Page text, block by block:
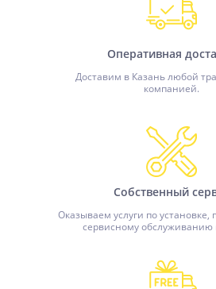
Оперативная
Доставим в Казань любой
компанией.
Собственный
Оказываем услуги по установке,
сервисному обслуживанию